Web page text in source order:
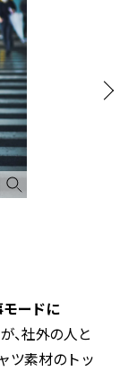
ードに
、社外の人と
ツ素材のトッ